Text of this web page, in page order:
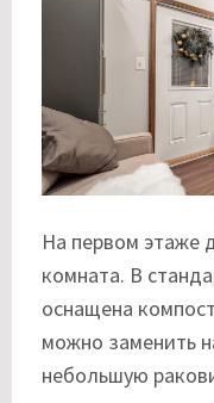
На первом этаже
комната. В
оснащена
можно заменить
небольшую